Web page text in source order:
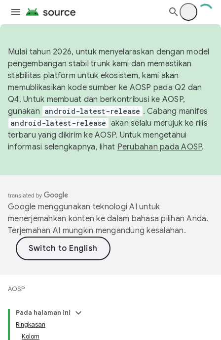
Mulai tahun 2026, untuk menyelaraskan dengan model
pengembangan stabil trunk kami dan memastikan
stabilitas platform untuk ekosistem, kami akan
memublikasikan kode sumber ke AOSP pada Q2 dan
Q4. Untuk membuat dan berkontribusi ke AOSP,
gunakan android-latest-release . Cabang manifes
android-latest-release akan selalu merujuk ke rilis
terbaru yang dikirim ke AOSP. Untuk mengetahui
informasi selengkapnya, lihat Perubahan pada AOSP.
Google menggunakan teknologi AI untuk
menerjemahkan konten ke dalam bahasa pilihan Anda.
Terjemahan AI mungkin mengandung kesalahan.
AOSP
Pada halaman ini
Ringkasan
Kolom